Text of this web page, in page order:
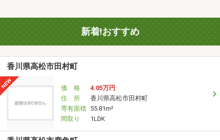
新着!おすすめ
香川県高松市田村町
価 格
4.05万円
住 所
香川県高松市田村町
専有面積 55.81m²
間取り
1LDK